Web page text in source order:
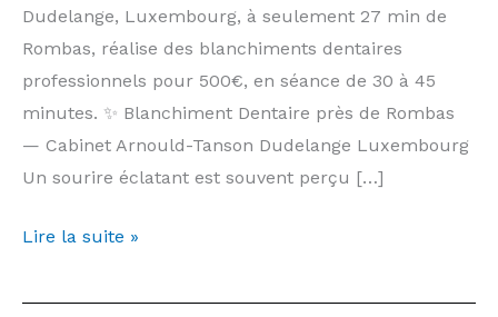
Dudelange, Luxembourg, à seulement 27 min de
Rombas, réalise des blanchiments dentaires
professionnels pour 500€, en séance de 30 à 45
minutes. ✨ Blanchiment Dentaire près de Rombas
— Cabinet Arnould-Tanson Dudelange Luxembourg
Un sourire éclatant est souvent perçu […]
Blanchiment
Rombas
Lire la suite »